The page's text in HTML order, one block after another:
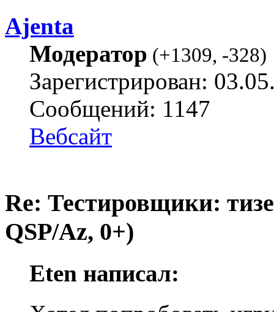
Ajenta
Модератор (+1309, -328)
Зарегистрирован:
Сообщений: 1147
Вебсайт
Re: Тестировщики:
QSP/Az, 0+)
Eten написал: